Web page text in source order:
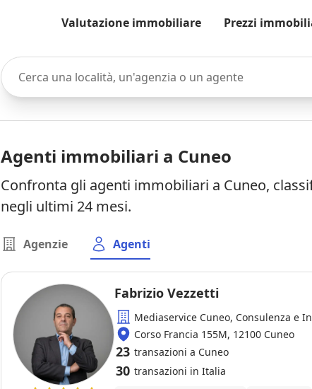
Valutazione immobiliare Prezzi
Cerca una località, un'agenzia o un agente
Agenti immobiliari a Cuneo
Confronta gli agenti immobiliari a Cuneo,
negli ultimi 24 mesi.
Agenzie Agenti
Fabrizio Vezzetti
Mediaservice Cuneo, Consulenza e
Corso Francia 155M, 12100 Cuneo
23 transazioni a Cuneo
30 transazioni in Italia